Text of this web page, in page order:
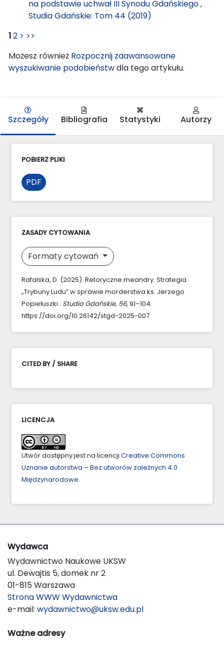
na podstawie uchwał III Synodu Gdańskiego,
Studia Gdańskie: Tom 44 (2019)
12 > >>
Możesz również Rozpocznij zaawansowane
wyszukiwanie podobieństwdla tego artykułu.
Szczegóły Bibliografia Statystyki Autorzy
POBIERZ PLIKI
PDF
ZASADY CYTOWANIA
Formaty cytowań
Rafalska, D. (2025). Retoryczne meandry. Strategia
„Trybuny Ludu” w sprawie morderstwa ks. Jerzego
Popiełuszki . Studia Gdańskie, 56, 91–104.
https://doi.org/10.26142/stgd-2025-007
CITED BY / SHARE
LICENCJA
Utwór dostępny jest na licencji Creative Commons
Uznanie autorstwa – Bez utworów zależnych 4.0
Międzynarodowe.
Wydawca
Wydawnictwo Naukowe UKSW
ul. Dewajtis 5, domek nr 2
01-815 Warszawa
Strona WWW Wydawnictwa
e-mail: wydawnictwo@uksw.edu.pl
Ważne adresy